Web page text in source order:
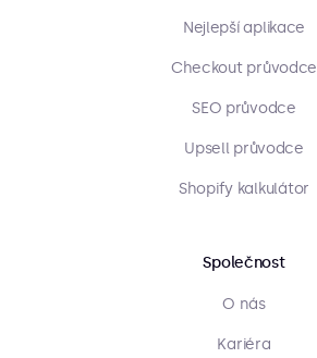
Nejlepší aplikace
Checkout průvodce
SEO průvodce
Upsell průvodce
Shopify kalkulátor
Společnost
O nás
Kariéra